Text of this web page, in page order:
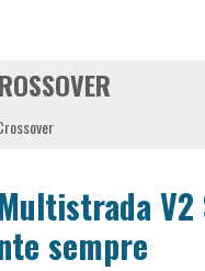
V2
sempre